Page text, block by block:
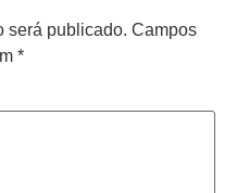
será publicado. Campos
*